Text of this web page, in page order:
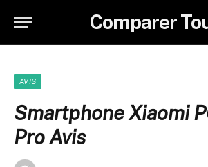
Comparer
AVIS
Smartphone Xiaomi
Pro Avis